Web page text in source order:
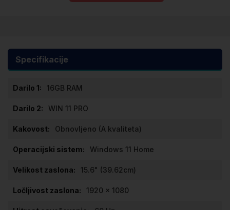
galerije
slikSpecifikacije
16GB RAM
WIN 11 PRO
Obnovljeno (A kvaliteta)
Windows 11 Home
15.6" (39.62cm)
1920 x 1080